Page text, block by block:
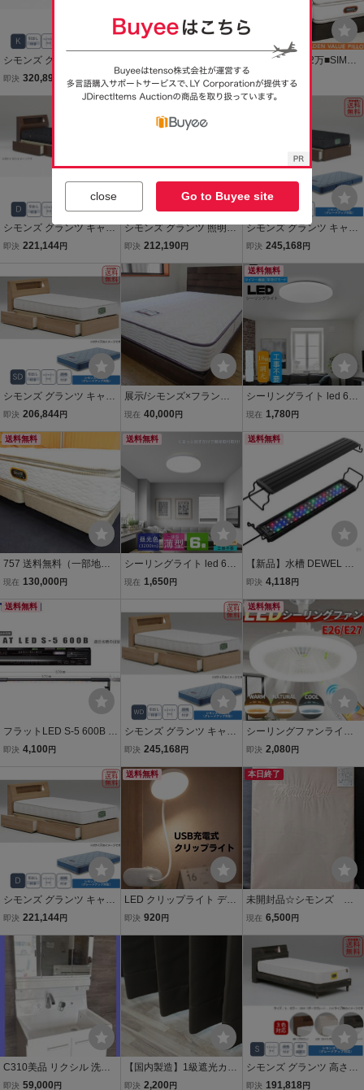
シモンズ グランツ キャビ
タイプ LED照明付 引出付
き キング K ブラウン 新品
一部地域除く送料無料
即決 320,892
タイプ LED照明付 引出付
き キング K ナチュラル 新
品 一部地域除く送料無料
即決 320,892
展示品/定価112万■SIMM
ONS/シモンズ■超高級■ゴ
ールデンバリューピロー
トッププレミアム■シング
ル×2台/ツインベッド■引
即決 438,000
シモンズ グランツ キャビ
タイプ LED照明付 引出付
即決 221,144円
シモンズ グランツ 照明付
引出付 セミダブル SD ア
地域除く送料無料
即決 212,190 円
シモンズ グランツ キャビ
タイプ LED照明付 引出付
ウン 新品 一部地域除く送
料無料
即決 245,168円
シモンズ グランツ キャビ
タイプ LED照明付 引出付
ラル 新品 一部地域除く送
料無料
即決 206,844円
展示/シモンズ×フランス
ベッド/ポケットコイル/LE
ベッド
現在 40,000 円
送料無料
シーリングライト led 6畳
調光 薄形 リモコン付き L
照明器具 天井照明 6畳用
おしゃれ 軽い 常夜灯 タイ
マー洋室
現在 1,780 円
送料無料
757 送料無料（一部地域
を除く）展示品 シモンズ
ートッププレミアム クイ
現在 130,000 円
送料無料
シーリングライト led 6畳
8畳 28W 薄形 密閉カバー
明器具 シンプル 洋室 和室
6畳 8畳用 コンパクト 明
るい 昼光色
現在 1,650 円
送料無料
【新品】水槽 DEWEL 水
槽用 ライト ledライト 照
水 タイマ ー 水草 育成 熱
帯魚 観賞魚 飼育 3つの照
明モード 55
即決 4,118円
送料無料
フラットLED S-5 600B コ
トブキ工芸 LED照明 60ｃ
即決 4,100 円
シモンズ グランツ キャビ
タイプ LED照明付 引出付
ュラル 新品 一部地域除く
送料無料
即決 245,168円
送料無料
シーリングファンライト
LEDライト シーリングラ
サーキュレーター 照明器
具 リモコン付き 風量調節
即決 2,080 円
シモンズ グランツ キャビ
タイプ LED照明付 引出付
品 一部地域除く送料無料
即決 221,144円
送料無料
LED クリップライト デス
クライト 電気スタンド 充
即決 920 円
本日終了
未開封品☆シモンズ ボ
ックスシーツ シング
入り 日本製 綿100％
現在 6,500 円
C310美品 リクシル 洗面
化粧台 ピアラ 幅7503面
即決 59,000 円
【国内製造】1級遮光カー
テン 100×135cm 2枚組
即決 2,200 円
シモンズ グランツ 高さ調
節可 照明付 コンセント付
即決 191,818円
close Go to Buyee site